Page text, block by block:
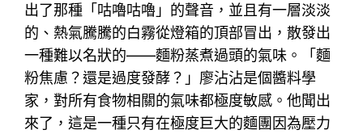
出了那種「咕嚕咕嚕」的聲音，並且有一層淡淡
的、熱氣騰騰的白霧從燈箱的頂部冒出，散發出
一種難以名狀的——麵粉蒸煮過頭的氣味。「麵
粉焦慮？還是過度發酵？」廖沾沾是個醬料學
家，對所有食物相關的氣味都極度敏感。他聞出
來了，這是一種只有在極度巨大的麵團因為壓力